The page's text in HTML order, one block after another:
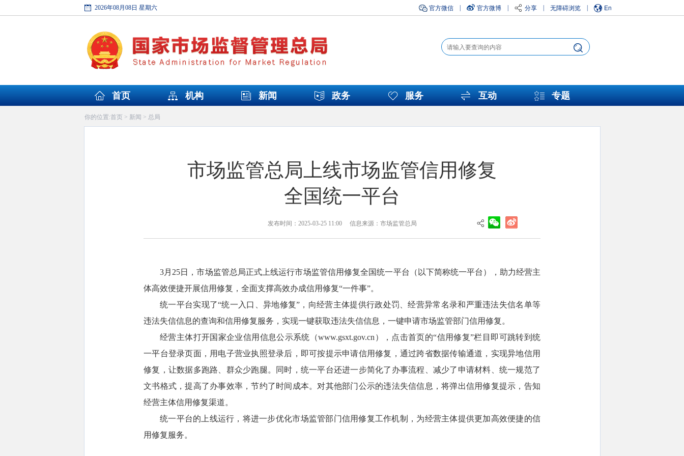
2026年08月08日 星期六 官方微信 官方微博 分享 无障碍浏览 En
首页 机构 新闻 政务 服务 互动 专题
你的位置:首页> 新闻 > 总局
市场监管总局上线市场监管信用修复
全国统一平台
发布时间：2025-03-25 11:00 信息来源：市场监管总局
3月25日，市场监管总局正式上线运行市场监管信用修复全国统一平台（以下简称统一平台），助力经营主
体高效便捷开展信用修复，全面支撑高效办成信用修复“一件事”。
统一平台实现了“统一入口、异地修复”，向经营主体提供行政处罚、经营异常名录和严重违法失信名单等
违法失信信息的查询和信用修复服务，实现一键获取违法失信信息，一键申请市场监管部门信用修复。
经营主体打开国家企业信用信息公示系统（www.gsxt.gov.cn），点击首页的“信用修复”栏目即可跳转到统
一平台登录页面，用电子营业执照登录后，即可按提示申请信用修复，通过跨省数据传输通道，实现异地信用
修复，让数据多跑路、群众少跑腿。同时，统一平台还进一步简化了办事流程、减少了申请材料、统一规范了
文书格式，提高了办事效率，节约了时间成本。对其他部门公示的违法失信信息，将弹出信用修复提示，告知
经营主体信用修复渠道。
统一平台的上线运行，将进一步优化市场监管部门信用修复工作机制，为经营主体提供更加高效便捷的信
用修复服务。